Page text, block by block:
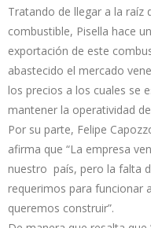
Tratando de llegar a la raíz
combustible, Pisella hace
exportación de este
abastecido el mercado
los precios a los cuales se
mantener la operatividad
Por su parte, Felipe
afirma que “La empresa
nuestro país, pero la falta
requerimos para funcionar
queremos construir”.